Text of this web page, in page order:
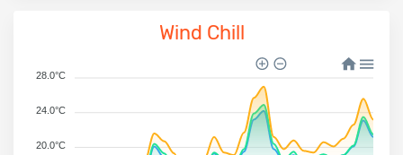
Wind Chill
28.0°C
24.0°C
20.0°C